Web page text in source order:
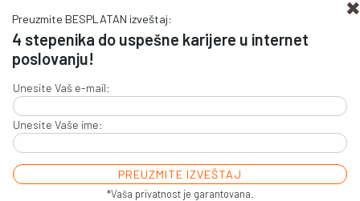
Preuzmite BESPLATAN izveštaj:
4 stepenika do uspešne karijere u internet
poslovanju!
Unesite Vaš e-mail:
Unesite Vaše ime:
*Vaša privatnost je garantovana.
+381 (0)11 7856 156
E-COMMERCE & SALES
ONLINE ADVERTISING
E-BUSINESS & E-MARKETING